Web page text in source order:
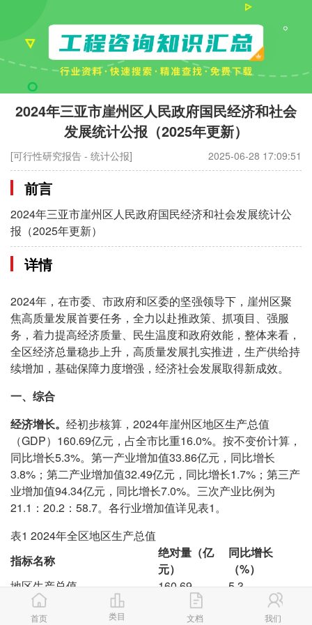
2024年三亚市崖州区人民政府国民经济和社会
发展统计公报（2025年更新）
[可行性研究报告 - 统计公报] 2025-06-28 17:09:51
前言
2024年三亚市崖州区人民政府国民经济和社会发展统计公
报（2025年更新）
详情
2024年，在市委、市政府和区委的坚强领导下，崖州区聚
焦高质量发展首要任务，全力以赴推政策、抓项目、强服
务，着力提高经济质量、民生温度和政府效能，整体来看，
全区经济总量稳步上升，高质量发展扎实推进，生产供给持
续增加，基础保障力度增强，经济社会发展取得新成效。
一、综合
经济增长。经初步核算，2024年崖州区地区生产总值
（GDP）160.69亿元，占全市比重16.0%。按不变价计算，
同比增长5.3%。第一产业增加值33.86亿元，同比增长
3.8%；第二产业增加值32.49亿元，同比增长1.7%；第三产
业增加值94.34亿元，同比增长7.0%。三次产业比例为
21.1：20.2：58.7。各行业增加值详见表1。
表1 2024年全区地区生产总值
指标名称
绝对量（亿
元）
同比增长
（%）
地区生产总值
160.69
5.3
第一产业
第二产业
首页 类目 文档 我们